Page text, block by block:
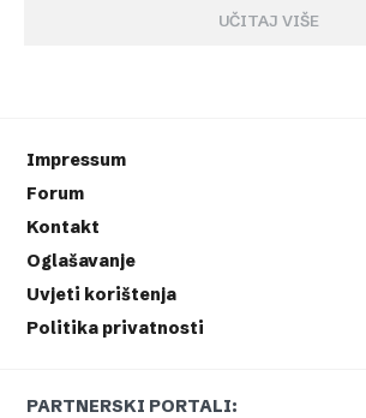
UČITAJ VIŠE
Impressum
Forum
Kontakt
Oglašavanje
Uvjeti korištenja
Politika privatnosti
PARTNERSKI PORTALI: